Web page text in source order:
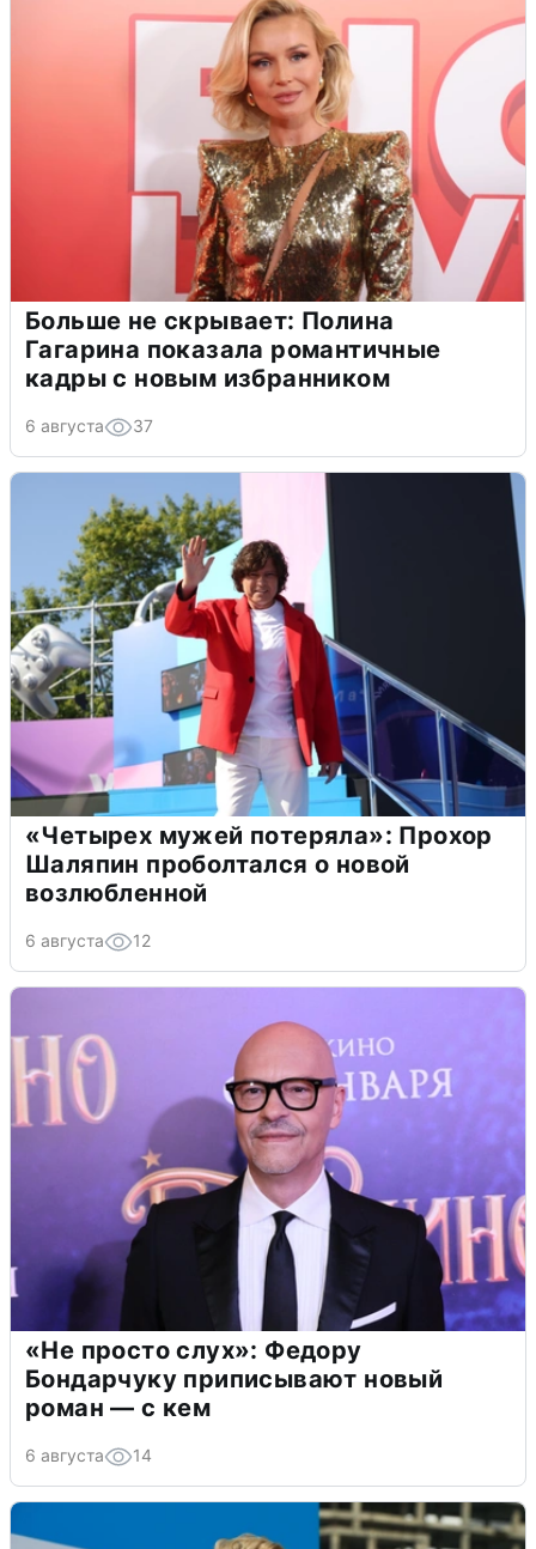
Больше не скрывает: Полина
Гагарина показала романтичные
кадры с новым избранником
6 августа 37
«Четырех мужей потеряла»: Прохор
Шаляпин проболтался о новой
возлюбленной
6 августа 12
«Не просто слух»: Федору
Бондарчуку приписывают новый
роман — с кем
6 августа 14